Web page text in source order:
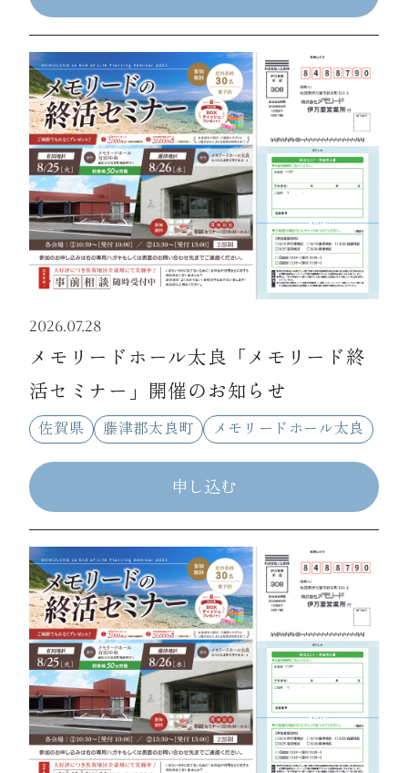
2026.07.28
メモリードホール太良「メモリード終
活セミナー」開催のお知らせ
佐賀県 藤津郡太良町 メモリードホール太良
申し込む